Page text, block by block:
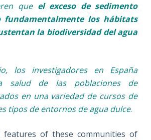
que el exceso de sedimento
fundamentalmente los hábitats
la biodiversidad del agua
los investigadores en España
salud de las poblaciones de
en una variedad de cursos de
tipos de entornos de agua dulce.
features of these communities of